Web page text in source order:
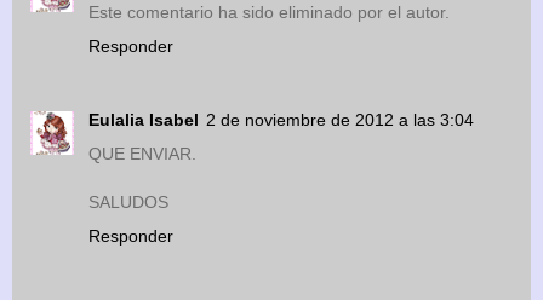
Este comentario ha sido eliminado por el autor.
Responder
Eulalia Isabel 2 de noviembre de 2012 a las 3:04
QUE ENVIAR.
SALUDOS
Responder